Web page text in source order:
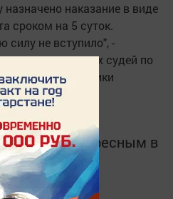
наказание в виде
сроком на 5 суток.
силу не вступило", -
мировых судей по
району Республики
и интересным в